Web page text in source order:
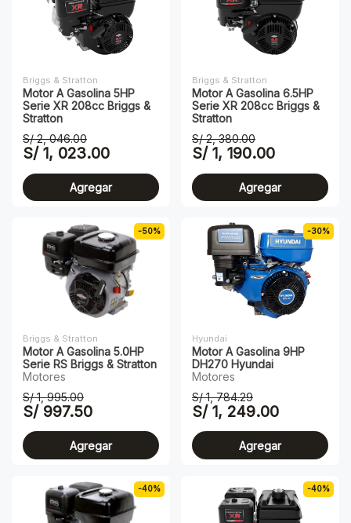
Briggs & Stratton
Motor A Gasolina 5HP
Serie XR 208cc Briggs &
Stratton
S/ 2, 046.00
S/ 1, 023.00
Agregar
Briggs & Stratton
Motor A Gasolina 6.5HP
Serie XR 208cc Briggs &
Stratton
S/ 2, 380.00
S/ 1, 190.00
Agregar
-50%
Briggs & Stratton
Motor A Gasolina 5.0HP
Serie RS Briggs & Stratton
Motores
S/ 1, 995.00
S/ 997.50
Agregar
-30%
Hyundai
Motor A Gasolina 9HP
DH270 Hyundai
Motores
S/ 1, 784.29
S/ 1, 249.00
Agregar
-40% -40%